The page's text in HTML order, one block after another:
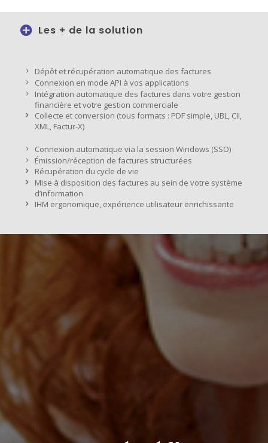
Les + de la solution
Dépôt et récupération automatique des factures
Connexion en mode API à vos applications
Intégration automatique des factures dans votre gestion
financière et votre gestion commerciale
Collecte et conversion (tous formats : PDF simple, UBL, CII,
XML, Factur-X)
Connexion automatique via la session Windows (SSO)
Émission/réception de factures structurées
Récupération du cycle de vie
Mise à disposition des factures au sein de votre système
d’information
IHM ergonomique, expérience utilisateur enrichissante